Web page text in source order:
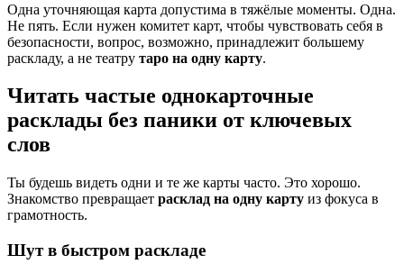
Одна уточняющая карта допустима в тяжёлые моменты. Одна.
Не пять. Если нужен комитет карт, чтобы чувствовать себя в
безопасности, вопрос, возможно, принадлежит большему
раскладу, а не театру таро на одну карту.
Читать частые однокарточные
расклады без паники от ключевых
слов
Ты будешь видеть одни и те же карты часто. Это хорошо.
Знакомство превращает расклад на одну карту из фокуса в
грамотность.
Шут в быстром раскладе